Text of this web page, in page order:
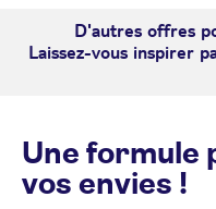
D'autres offres
Laissez-vous inspirer
Une formule
vos envies !